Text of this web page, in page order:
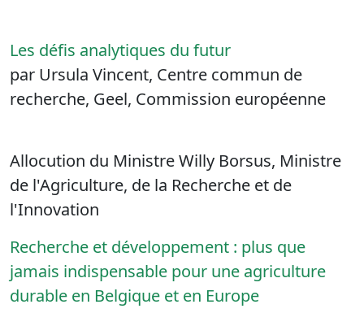
Les défis analytiques du futur
par Ursula Vincent, Centre commun de
recherche, Geel, Commission européenne
Allocution du Ministre Willy Borsus, Ministre
de l'Agriculture, de la Recherche et de
l'Innovation
Recherche et développement : plus que
jamais indispensable pour une agriculture
durable en Belgique et en Europe